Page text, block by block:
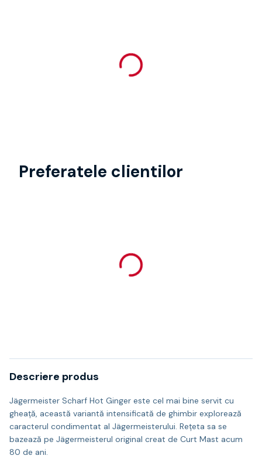
Preferatele clientilor
Descriere produs
Jägermeister Scharf Hot Ginger este cel mai bine servit cu
gheață, această variantă intensificată de ghimbir explorează
caracterul condimentat al Jägermeisterului. Rețeta sa se
bazează pe Jägermeisterul original creat de Curt Mast acum
80 de ani.